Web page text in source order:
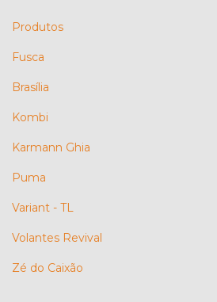
Produtos
Fusca
Brasília
Kombi
Karmann Ghia
Puma
Variant - TL
Volantes Revival
Zé do Caixão